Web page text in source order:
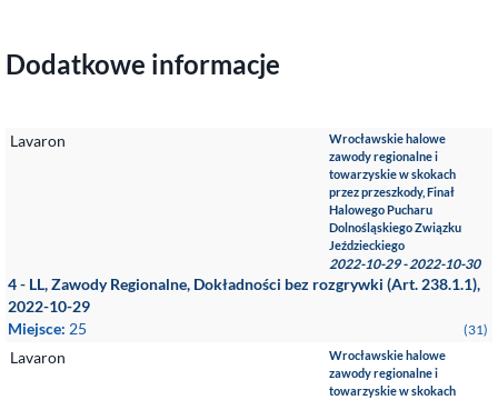
Dodatkowe informacje
Lavaron
Wrocławskie halowe
zawody regionalne i
towarzyskie w skokach
przez przeszkody, Finał
Halowego Pucharu
Dolnośląskiego Związku
Jeździeckiego
2022-10-29 - 2022-10-30
4 - LL, Zawody Regionalne, Dokładności bez rozgrywki (Art. 238.1.1),
2022-10-29
Miejsce: 25 (31)
Lavaron
Wrocławskie halowe
zawody regionalne i
towarzyskie w skokach